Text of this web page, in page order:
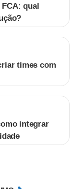
qual
times com
integrar